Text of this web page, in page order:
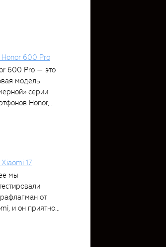
Honor 600 Pro
600 Pro — это
модель
серии
Honor,...
Xiaomi 17
мы
от
и он приятно